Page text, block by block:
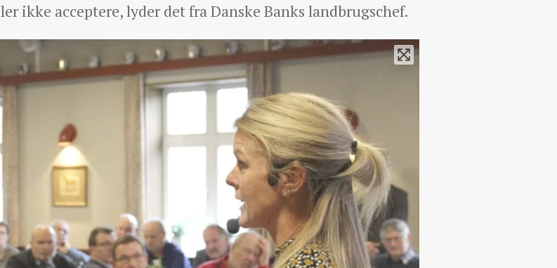
ikke acceptere, lyder det fra Danske Banks landbrugschef.